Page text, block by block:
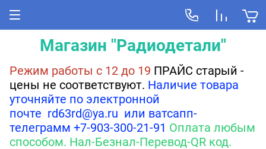
Магазин "Радиодетали"
Режим работы с 12 до 19 ПРАЙС старый -
цены не соответствуют. Наличие товара
уточняйте по электронной
почте rd63rd@ya.ru или ватсапп-
телеграмм +7-903-300-21-91 Оплата любым
способом. Нал-Безнал-Перевод-QR код.